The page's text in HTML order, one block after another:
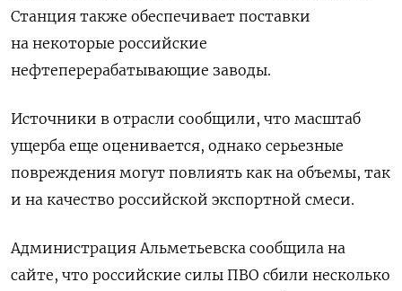
Станция также обеспечивает поставки
на некоторые российские
нефтеперерабатывающие заводы.
Источники в отрасли сообщили, что масштаб
ущерба еще оценивается, однако серьезные
повреждения могут повлиять как на объемы, так
и на качество российской экспортной смеси.
Администрация Альметьевска сообщила на ​
сайте, что российские силы ⁠ПВО сбили несколько